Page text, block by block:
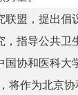
，提出倡
指导公共卫
协和医科
作为北京